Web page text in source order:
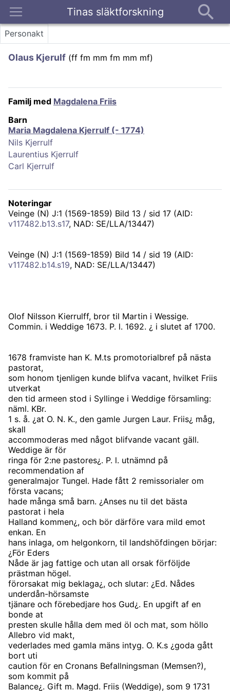
Tinas släktforskning
Kontakt
Personakt
Olaus Kjerulf (ff fm mm fm mm mf)
Familj med Magdalena Friis
Barn
Maria Magdalena Kjerrulf (- 1774)
Nils Kjerrulf
Laurentius Kjerrulf
Carl Kjerrulf
Noteringar
Veinge (N) J:1 (1569-1859) Bild 13 / sid 17 (AID:
v117482.b13.s17, NAD: SE/LLA/13447)
Veinge (N) J:1 (1569-1859) Bild 14 / sid 19 (AID:
v117482.b14.s19, NAD: SE/LLA/13447)
Olof Nilsson Kierrulff, bror til Martin i Wessige.
Commin. i Weddige 1673. P. l. 1692. ¿ i slutet af 1700.
1678 framviste han K. M.ts promotorialbref på nästa
pastorat,
som honom tjenligen kunde blifva vacant, hvilket Friis
utverkat
den tid armeen stod i Syllinge i Weddige församling:
näml. KBr.
1 s. å. ¿at O. N. K., den gamle Jurgen Laur. Friis¿ måg,
skall
accommoderas med något blifvande vacant gäll.
Weddige är för
ringa för 2:ne pastores¿. P. l. utnämnd på
recommendation af
generalmajor Tungel. Hade fått 2 remissorialer om
första vacans;
hade många små barn. ¿Anses nu til det bästa
pastorat i hela
Halland kommen¿, och bör därföre vara mild emot
enkan. En
hans inlaga, om helgonkorn, til landshöfdingen börjar:
¿För Eders
Nåde är jag fattige och utan all orsak förföljde
prästman högel.
förorsakat mig beklaga¿, och slutar: ¿Ed. Nådes
underdån-hörsamste
tjänare och förebedjare hos Gud¿. En upgift af en
bonde at
presten skulle hålla dem med öl och mat, som höllo
Allebro vid makt,
vederlades med gamla mäns intyg. O. K.s ¿goda gått
bort uti
caution för en Cronans Befallningsman (Memsen?),
som kommit på
Balance¿. Gift m. Magd. Friis (Weddige), som 9 1731